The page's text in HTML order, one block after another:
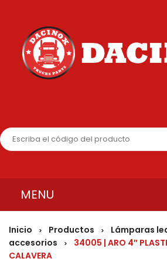
MENU
INICIO
QUIENES SOMOS
Inicio > Productos > Lámparas
accesorios
>
34005 | ARO 4″
CALAVERA